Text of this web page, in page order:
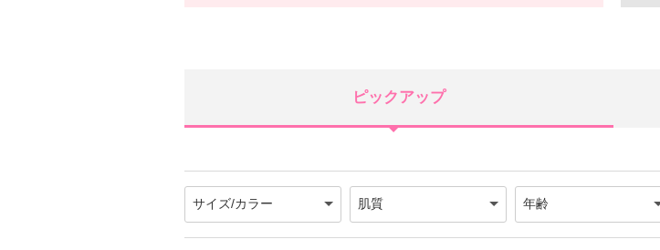
ピックアップ